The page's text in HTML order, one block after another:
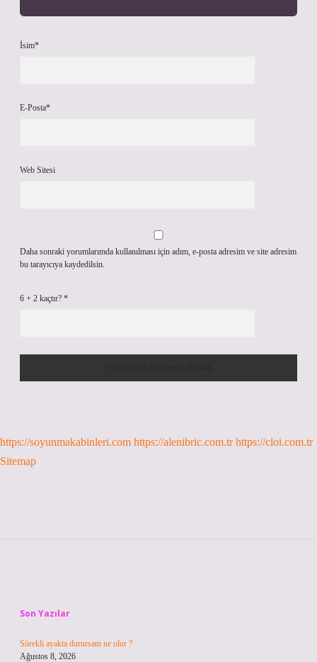
İsim*
E-Posta*
Web Sitesi
Daha sonraki yorumlarımda kullanılması için adım, e-posta adresim ve site adresim
bu tarayıcıya kaydedilsin.
6 + 2 kaçtır? *
https://soyunmakabinleri.com https://alenibric.com.tr https://cloi.com.tr
Sitemap
Son Yazılar
Sürekli ayakta durursam ne olur ?
Ağustos 8, 2026